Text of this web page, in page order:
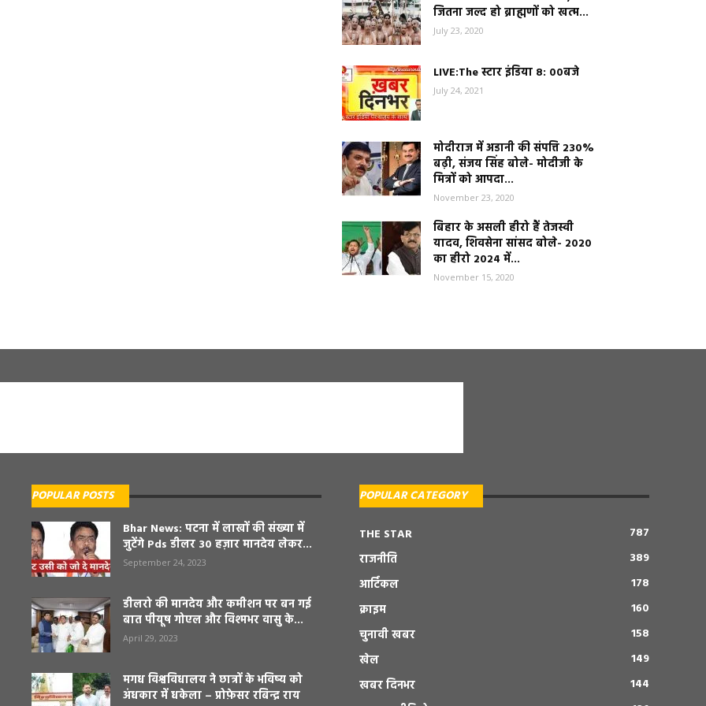
जितना जल्द हो ब्राह्मणों को खत्म...
July 23, 2020
LIVE:The स्टार इंडिया 8: 00बजे
July 24, 2021
मोदीराज में अडानी की संपत्ति 230%
बढ़ी, संजय सिंह बोले- मोदीजी के
मित्रों को आपदा...
November 23, 2020
बिहार के असली हीरो हैं तेजस्वी
यादव, शिवसेना सांसद बोले- 2020
का हीरो 2024 में...
November 15, 2020
POPULAR POSTS
Bhar News: पटना में लाखों की संख्या में
जुटेंगे Pds डीलर 30 हज़ार मानदेय लेकर...
September 24, 2023
डीलरो की मानदेय और कमीशन पर बन गई
बात पीयूष गोएल और विश्मभर वासु के...
April 29, 2023
मगध विश्वविधालय ने छात्रों के भविष्य को
अंधकार में धकेला – प्रोफ़ेसर रबिन्द्र राय
POPULAR CATEGORY
THE STAR
787
राजनीति
389
आर्टिकल
178
क्राइम
160
चुनावी खबर
158
खेल
149
खबर दिनभर
144